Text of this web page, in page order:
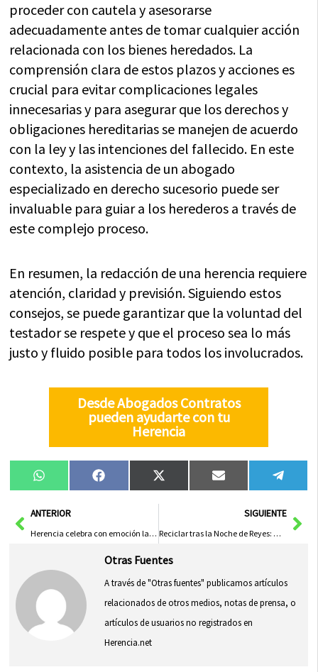
proceder con cautela y asesorarse
adecuadamente antes de tomar cualquier acción
relacionada con los bienes heredados. La
comprensión clara de estos plazos y acciones es
crucial para evitar complicaciones legales
innecesarias y para asegurar que los derechos y
obligaciones hereditarias se manejen de acuerdo
con la ley y las intenciones del fallecido. En este
contexto, la asistencia de un abogado
especializado en derecho sucesorio puede ser
invaluable para guiar a los herederos a través de
este complejo proceso.
En resumen, la redacción de una herencia requiere
atención, claridad y previsión. Siguiendo estos
consejos, se puede garantizar que la voluntad del
testador se respete y que el proceso sea lo más
justo y fluido posible para todos los involucrados.
Desde Abogados Contratos
pueden ayudarte con tu
Herencia
Compartir
en
WhatsAppCompartir
en
FacebookCompartir
en
X
(Twitter)
Compartir
en
Email
en
AntANTERIOR
Herencia celebra con emoción la llegada de los Reyes Magos
SIGUIENTE
Reciclar tras la Noche de Reyes: Un compromiso con el planeta
Otras Fuentes
A través de "Otras fuentes" publicamos artículos
relacionados de otros medios, notas de prensa, o
artículos de usuarios no registrados en
Herencia.net